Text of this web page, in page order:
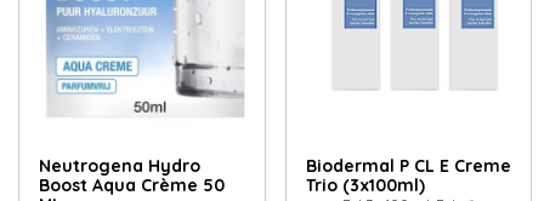
Neutrogena Hydro
Boost Aqua Crème 50
Biodermal P CL E Creme
Trio (3x100ml)